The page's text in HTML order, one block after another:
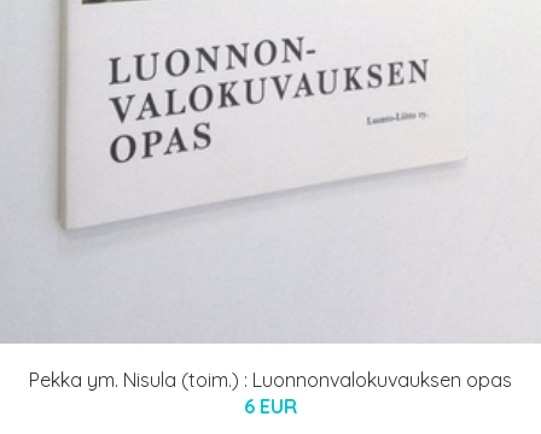
Pekka ym. Nisula (toim.) : Luonnonvalokuvauksen opas
6 EUR